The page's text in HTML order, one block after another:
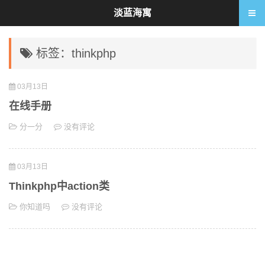
标签：thinkphp
03月13日
在线手册
分一分 没有评论
03月13日
Thinkphp中action类
你知道吗 没有评论
淡蓝海寓